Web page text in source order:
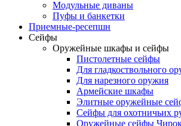
Модульные диваны
Пуфы и банкетки
Приемные-ресепшн
Сейфы
Оружейные шкафы и сейфы
Пистолетные сейфы
Для гладкоствольного
Для нарезного оружия
Армейские шкафы
Элитные оружейные
Сейфы для охотничьих
Оружейные сейфы